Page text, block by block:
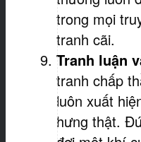
trong mọi
tranh cãi.
Tranh luận
tranh chấp
luôn xuất
hưng thật.